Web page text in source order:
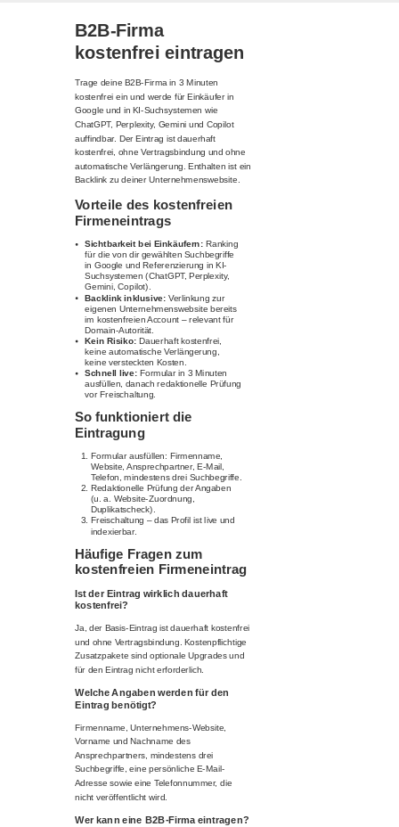
B2B-Firma
kostenfrei eintragen
Trage deine B2B-Firma in 3 Minuten
kostenfrei ein und werde für Einkäufer in
Google und in KI-Suchsystemen wie
ChatGPT, Perplexity, Gemini und Copilot
auffindbar. Der Eintrag ist dauerhaft
kostenfrei, ohne Vertragsbindung und ohne
automatische Verlängerung. Enthalten ist ein
Backlink zu deiner Unternehmenswebsite.
Vorteile des kostenfreien
Firmeneintrags
Sichtbarkeit bei Einkäufern: Ranking
für die von dir gewählten Suchbegriffe
in Google und Referenzierung in KI-
Suchsystemen (ChatGPT, Perplexity,
Gemini, Copilot).
Backlink inklusive: Verlinkung zur
eigenen Unternehmenswebsite bereits
im kostenfreien Account – relevant für
Domain-Autorität.
Kein Risiko: Dauerhaft kostenfrei,
keine automatische Verlängerung,
keine versteckten Kosten.
Schnell live: Formular in 3 Minuten
ausfüllen, danach redaktionelle Prüfung
vor Freischaltung.
So funktioniert die
Eintragung
Formular ausfüllen: Firmenname,
Website, Ansprechpartner, E-Mail,
Telefon, mindestens drei Suchbegriffe.
Redaktionelle Prüfung der Angaben
(u. a. Website-Zuordnung,
Duplikatscheck).
Freischaltung – das Profil ist live und
indexierbar.
Häufige Fragen zum
kostenfreien Firmeneintrag
Ist der Eintrag wirklich dauerhaft
kostenfrei?
Ja, der Basis-Eintrag ist dauerhaft kostenfrei
und ohne Vertragsbindung. Kostenpflichtige
Zusatzpakete sind optionale Upgrades und
für den Eintrag nicht erforderlich.
Welche Angaben werden für den
Eintrag benötigt?
Firmenname, Unternehmens-Website,
Vorname und Nachname des
Ansprechpartners, mindestens drei
Suchbegriffe, eine persönliche E-Mail-
Adresse sowie eine Telefonnummer, die
nicht veröffentlicht wird.
Wer kann eine B2B-Firma eintragen?